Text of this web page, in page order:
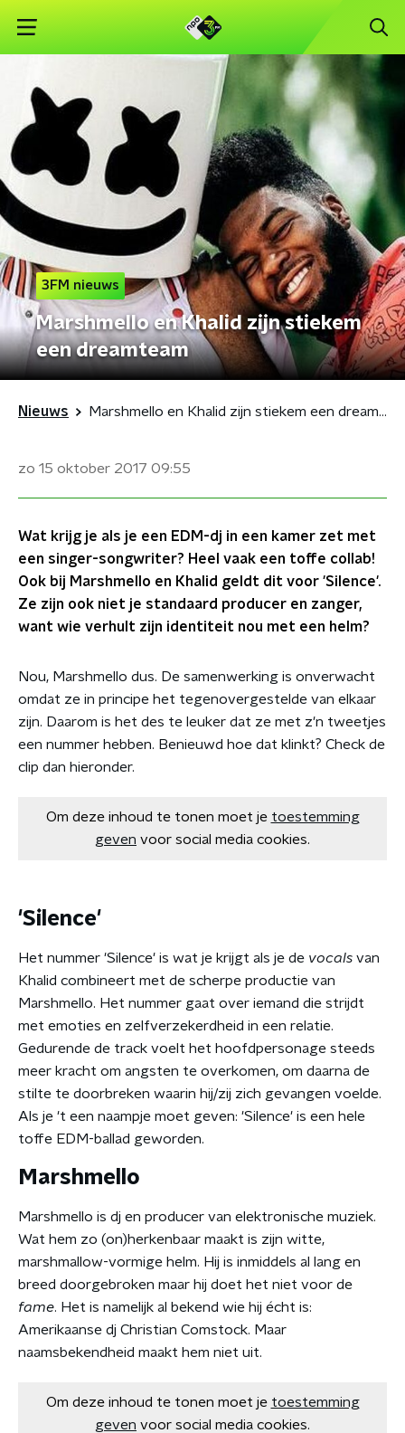
3FM nieuws
Marshmello en Khalid zijn stiekem
een dreamteam
Nieuws Marshmello en Khalid zijn stiekem een dreamteam
zo 15 oktober 2017 09:55
Wat krijg je als je een EDM-dj in een kamer zet met
een singer-songwriter? Heel vaak een toffe collab!
Ook bij Marshmello en Khalid geldt dit voor 'Silence'.
Ze zijn ook niet je standaard producer en zanger,
want wie verhult zijn identiteit nou met een helm?
Nou, Marshmello dus. De samenwerking is onverwacht
omdat ze in principe het tegenovergestelde van elkaar
zijn. Daarom is het des te leuker dat ze met z'n tweetjes
een nummer hebben. Benieuwd hoe dat klinkt? Check de
clip dan hieronder.
Om deze inhoud te tonen moet je toestemming
geven voor social media cookies.
'Silence'
Het nummer 'Silence' is wat je krijgt als je de vocals van
Khalid combineert met de scherpe productie van
Marshmello. Het nummer gaat over iemand die strijdt
met emoties en zelfverzekerdheid in een relatie.
Gedurende de track voelt het hoofdpersonage steeds
meer kracht om angsten te overkomen, om daarna de
stilte te doorbreken waarin hij/zij zich gevangen voelde.
Als je 't een naampje moet geven: 'Silence' is een hele
toffe EDM-ballad geworden.
Marshmello
Marshmello is dj en producer van elektronische muziek.
Wat hem zo (on)herkenbaar maakt is zijn witte,
marshmallow-vormige helm. Hij is inmiddels al lang en
breed doorgebroken maar hij doet het niet voor de
fame. Het is namelijk al bekend wie hij écht is:
Amerikaanse dj Christian Comstock. Maar
naamsbekendheid maakt hem niet uit.
Om deze inhoud te tonen moet je toestemming
geven voor social media cookies.